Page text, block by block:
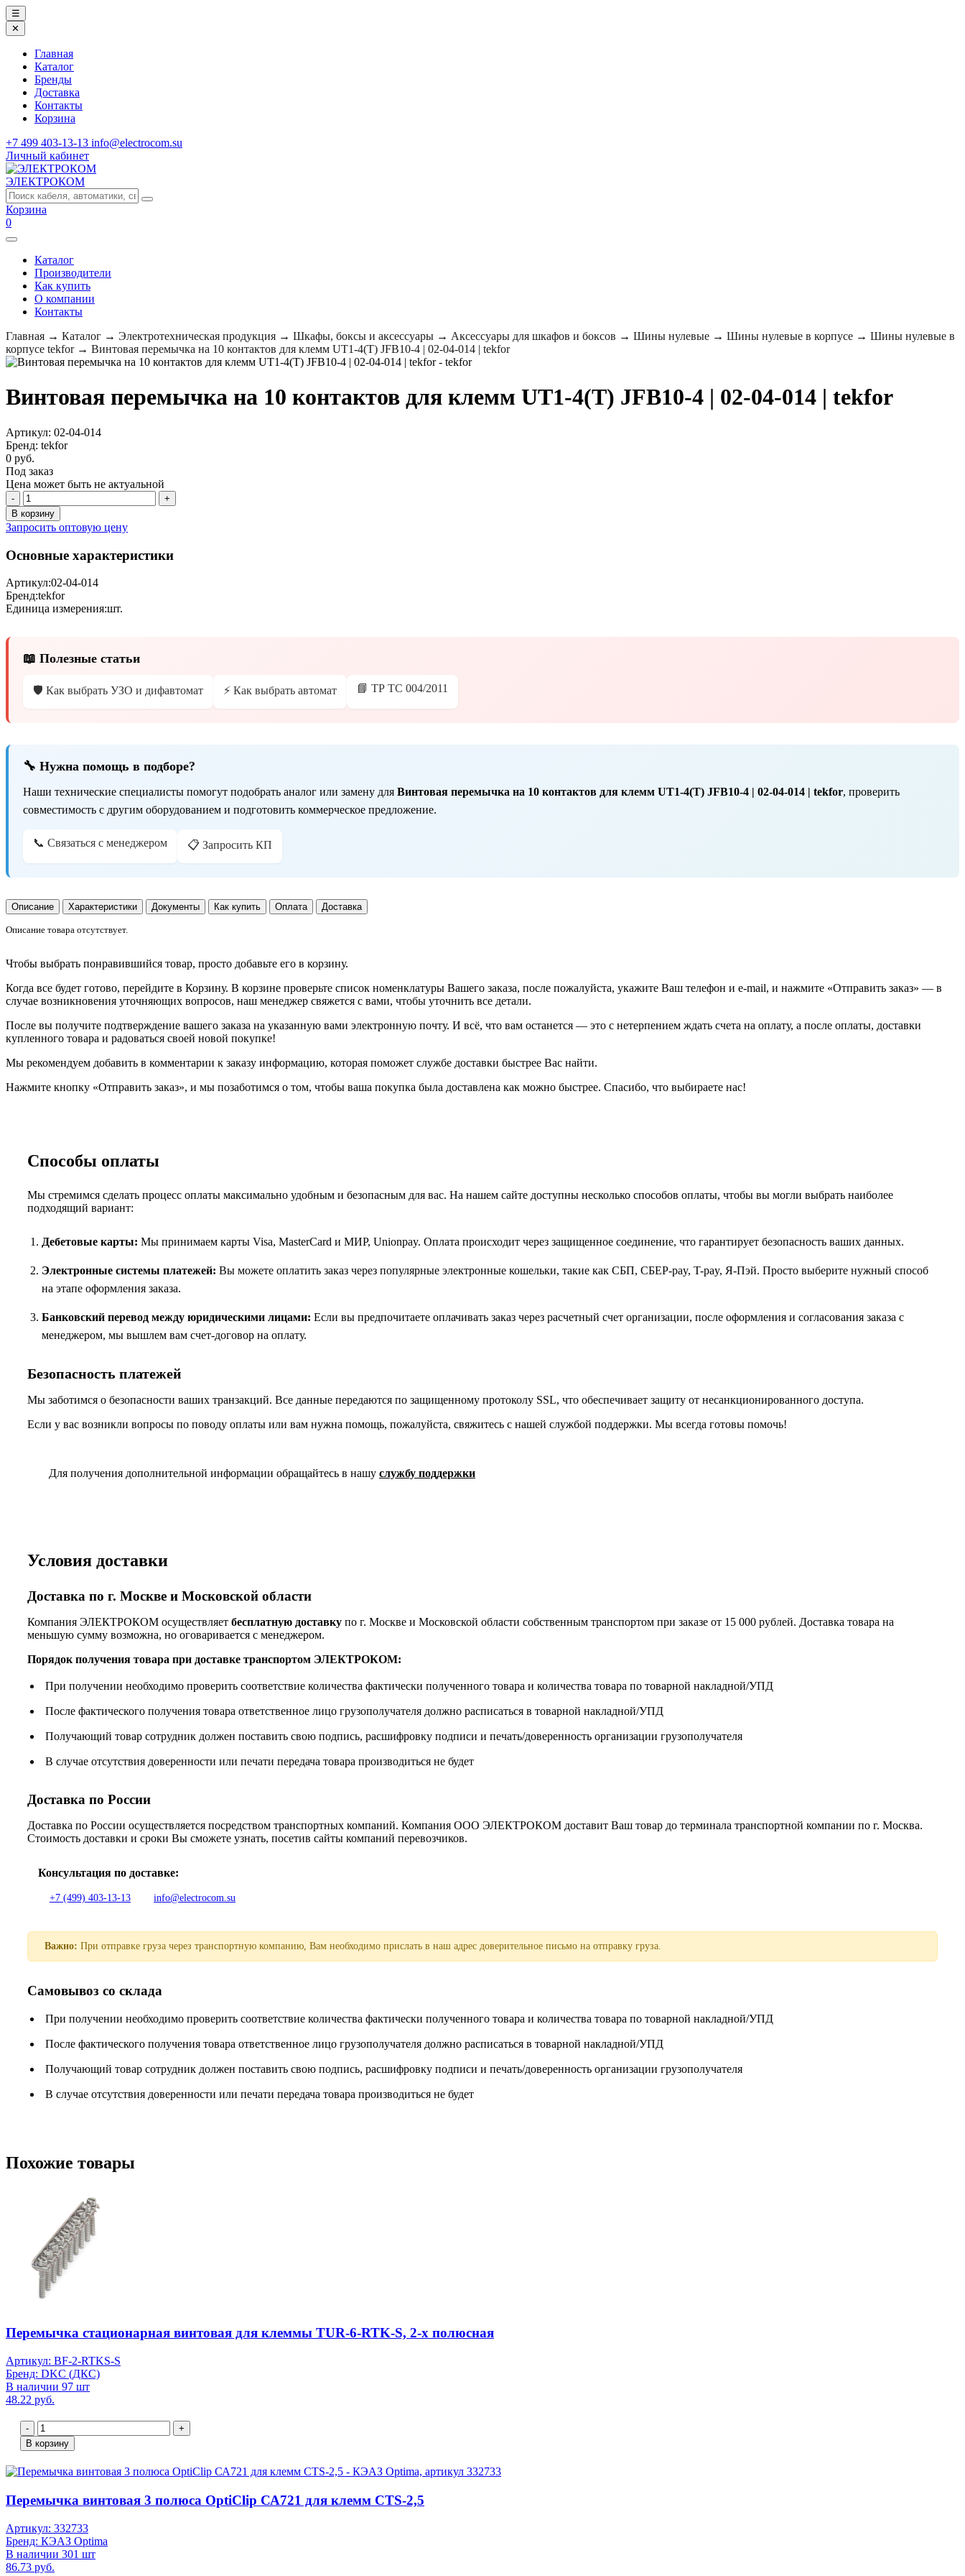
☰
✕
Главная
Каталог
Бренды
Доставка
Контакты
Корзина
+7 499 403-13-13 info@electrocom.su
Личный кабинет
ЭЛЕКТРОКОМ
Корзина
0
Каталог
Производители
Как купить
О компании
Контакты
Главная → Каталог → Электротехническая продукция → Шкафы, боксы и аксессуары → Аксессуары для шкафов и боксов → Шины нулевые → Шины нулевые в корпусе → Шины нулевые в
корпусе tekfor→ Винтовая перемычка на 10 контактов для клемм UT1-4(T) JFB10-4 | 02-04-014 | tekfor
Винтовая перемычка на 10 контактов для клемм UT1-4(T) JFB10-4 | 02-04-014 | tekfor
Артикул: 02-04-014
Бренд: tekfor
0 руб.
Под заказ
Цена может быть не актуальной
-
+
В корзину
Запросить оптовую цену
Основные характеристики
Артикул:02-04-014
Бренд:tekfor
Единица измерения:шт.
📖 Полезные статьи
🛡️ Как выбрать УЗО и дифавтомат ⚡ Как выбрать автомат 📘 ТР ТС 004/2011
🔧 Нужна помощь в подборе?
Наши технические специалисты помогут подобрать аналог или замену для Винтовая перемычка на 10 контактов для клемм UT1-4(T) JFB10-4 | 02-04-014 | tekfor, проверить
совместимость с другим оборудованием и подготовить коммерческое предложение.
📞 Связаться с менеджером 📋 Запросить КП
Описание Характеристики Документы Как купить Оплата Доставка
Описание товара отсутствует.
Чтобы выбрать понравившийся товар, просто добавьте его в корзину.
Когда все будет готово, перейдите в Корзину. В корзине проверьте список номенклатуры Вашего заказа, после пожалуйста, укажите Ваш телефон и e-mail, и нажмите «Отправить заказ» — в
случае возникновения уточняющих вопросов, наш менеджер свяжется с вами, чтобы уточнить все детали.
После вы получите подтверждение вашего заказа на указанную вами электронную почту. И всё, что вам останется — это с нетерпением ждать счета на оплату, а после оплаты, доставки
купленного товара и радоваться своей новой покупке!
Мы рекомендуем добавить в комментарии к заказу информацию, которая поможет службе доставки быстрее Вас найти.
Нажмите кнопку «Отправить заказ», и мы позаботимся о том, чтобы ваша покупка была доставлена как можно быстрее. Спасибо, что выбираете нас!
Способы оплаты
Мы стремимся сделать процесс оплаты максимально удобным и безопасным для вас. На нашем сайте доступны несколько способов оплаты, чтобы вы могли выбрать наиболее
подходящий вариант:
Дебетовые карты: Мы принимаем карты Visa, MasterCard и МИР, Unionpay. Оплата происходит через защищенное соединение, что гарантирует безопасность ваших данных.
Электронные системы платежей: Вы можете оплатить заказ через популярные электронные кошельки, такие как СБП, СБЕР-pay, T-pay, Я-Пэй. Просто выберите нужный способ
на этапе оформления заказа.
Банковский перевод между юридическими лицами: Если вы предпочитаете оплачивать заказ через расчетный счет организации, после оформления и согласования заказа с
менеджером, мы вышлем вам счет-договор на оплату.
Безопасность платежей
Мы заботимся о безопасности ваших транзакций. Все данные передаются по защищенному протоколу SSL, что обеспечивает защиту от несанкционированного доступа.
Если у вас возникли вопросы по поводу оплаты или вам нужна помощь, пожалуйста, свяжитесь с нашей службой поддержки. Мы всегда готовы помочь!
Для получения дополнительной информации обращайтесь в нашу службу поддержки
Условия доставки
Доставка по г. Москве и Московской области
Компания ЭЛЕКТРОКОМ осуществляет бесплатную доставку по г. Москве и Московской области собственным транспортом при заказе от 15 000 рублей. Доставка товара на
меньшую сумму возможна, но оговаривается с менеджером.
Порядок получения товара при доставке транспортом ЭЛЕКТРОКОМ:
При получении необходимо проверить соответствие количества фактически полученного товара и количества товара по товарной накладной/УПД
После фактического получения товара ответственное лицо грузополучателя должно расписаться в товарной накладной/УПД
Получающий товар сотрудник должен поставить свою подпись, расшифровку подписи и печать/доверенность организации грузополучателя
В случае отсутствия доверенности или печати передача товара производиться не будет
Доставка по России
Доставка по России осуществляется посредством транспортных компаний. Компания ООО ЭЛЕКТРОКОМ доставит Ваш товар до терминала транспортной компании по г. Москва.
Стоимость доставки и сроки Вы сможете узнать, посетив сайты компаний перевозчиков.
Консультация по доставке:
+7 (499) 403-13-13 info@electrocom.su
Важно: При отправке груза через транспортную компанию, Вам необходимо прислать в наш адрес доверительное письмо на отправку груза.
Самовывоз со склада
При получении необходимо проверить соответствие количества фактически полученного товара и количества товара по товарной накладной/УПД
После фактического получения товара ответственное лицо грузополучателя должно расписаться в товарной накладной/УПД
Получающий товар сотрудник должен поставить свою подпись, расшифровку подписи и печать/доверенность организации грузополучателя
В случае отсутствия доверенности или печати передача товара производиться не будет
Похожие товары
Перемычка стационарная винтовая для клеммы TUR-6-RTK-S, 2-х полюсная
Артикул: BF-2-RTKS-S
Бренд: DKC (ДКС)
В наличии 97 шт
48.22 руб.
-
+
В корзину
Перемычка винтовая 3 полюса OptiClip СА721 для клемм CTS-2,5
Артикул: 332733
Бренд: КЭАЗ Optima
В наличии 301 шт
86.73 руб.